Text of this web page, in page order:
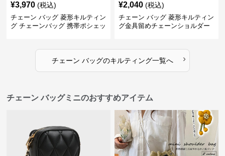
¥3,970 (税込)
チェーン バッグ 菱形キルティン
グ チェーンバッグ 携帯ポシェッ
¥2,040 (税込)
チェーン バッグ 菱形キルティン
グ金具留めチェーンショルダー
チェーン バッグのキルティング一覧へ ›
チェーン バッグミニのおすすめアイテム